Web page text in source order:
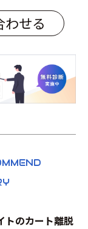
わせる
トのカート離脱